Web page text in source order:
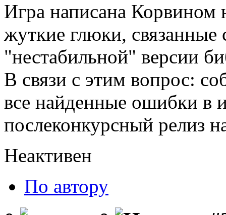
Игра написана
жуткие глюки, связанные
"нестабильной" версии
В связи с этим вопрос:
все найденные ошибки в
послеконкурсный релиз
Неактивен
По автору